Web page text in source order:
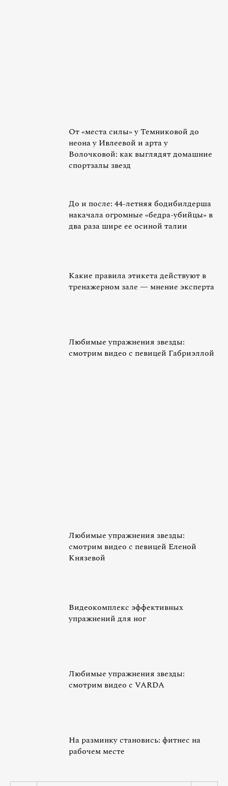
От «места силы» у Темниковой до
неона у Ивлеевой и арта у
Волочковой: как выглядят домашние
спортзалы звезд
До и после: 44-летняя бодибилдерша
накачала огромные «бедра-убийцы» в
два раза шире ее осиной талии
Какие правила этикета действуют в
тренажерном зале — мнение эксперта
Любимые упражнения звезды:
смотрим видео с певицей Габриэллой
Любимые упражнения звезды:
смотрим видео с певицей Еленой
Князевой
Видеокомплекс эффективных
упражнений для ног
Любимые упражнения звезды:
смотрим видео с VARDA
На разминку становись: фитнес на
рабочем месте